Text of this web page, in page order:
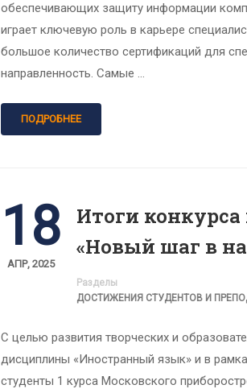
обеспечивающих защиту информации
играет ключевую роль в карьере
большое количество сертификаций для
направленность. Самые …
ПОДРОБНЕЕ
18
АПР, 2025
Итоги
«Новый шаг в
Разделы
ДОСТИЖЕНИЯ СТУДЕНТОВ И
С целью развития творческих и
дисциплины «Иностранный язык» и в
студенты 1 курса Московского